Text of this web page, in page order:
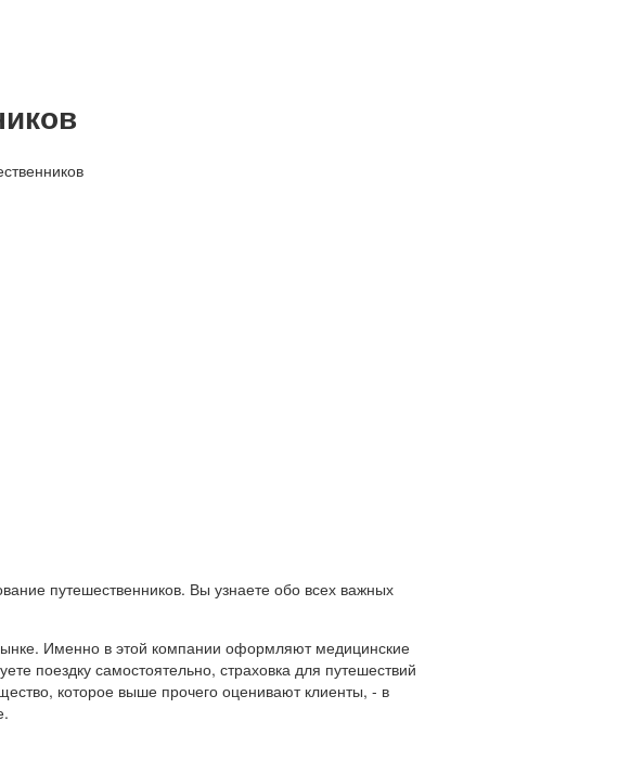
путешественников. Вы узнаете обо всех важных
Именно в этой компании оформляют медицинские
поездку самостоятельно, страховка для путешествий
которое выше прочего оценивают клиенты, - в